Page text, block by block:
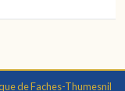
de Faches-Thumesnil